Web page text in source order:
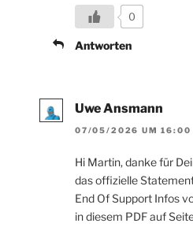
0
Antworten
Uwe Ansmann
07/05/2026 UM 16:00
Hi Martin, danke für
das offizielle
End Of Support Infos
in diesem PDF auf